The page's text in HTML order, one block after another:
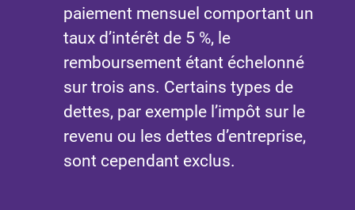
paiement mensuel comportant un
taux d’intérêt de 5 %, le
remboursement étant échelonné
sur trois ans. Certains types de
dettes, par exemple l’impôt sur le
revenu ou les dettes d’entreprise,
sont cependant exclus.